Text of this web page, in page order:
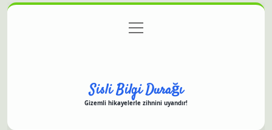
Gizlilik Politikası
menüyü
aç
Sisli Bilgi Durağı
Gizemli hikayelerle zihnini uyandır!